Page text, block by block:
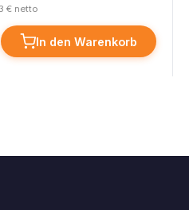
€ netto
In den Warenkorb